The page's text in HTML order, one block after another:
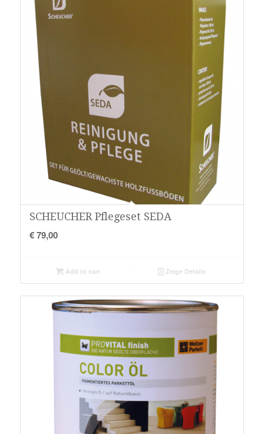
SCHEUCHER Pflegeset SEDA
€79,00
Add to cart Zeige Details